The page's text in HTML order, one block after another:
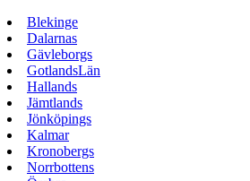
Blekinge
Dalarnas
Gävleborgs
GotlandsLän
Hallands
Jämtlands
Jönköpings
Kalmar
Kronobergs
Norrbottens